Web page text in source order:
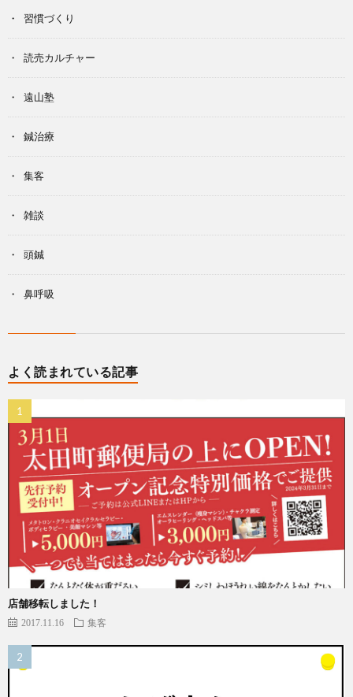
習慣づくり
読売カルチャー
遠山塾
鍼治療
集客
雑談
頭鍼
鼻呼吸
よく読まれている記事
店舗移転しました！
2017.11.16 集客